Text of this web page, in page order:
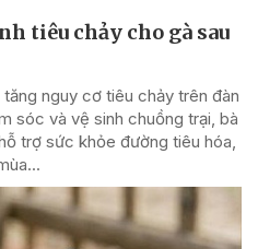
tiêu chảy cho gà sau
nguy cơ tiêu chảy trên đàn
sóc và vệ sinh chuồng trại, bà
trợ sức khỏe đường tiêu hóa,